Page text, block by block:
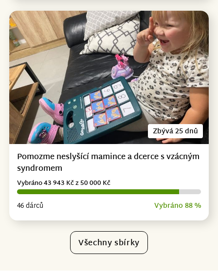
Zbývá 25 dnů
Pomozme neslyšící mamince a dcerce s vzácným
syndromem
46 dárců Vybráno 88 %
Vybráno 43 943 Kč z 50 000 Kč
Všechny sbírky